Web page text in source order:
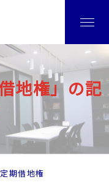
地権」の記
期借地権